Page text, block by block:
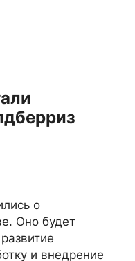
о
Оно будет
и внедрение